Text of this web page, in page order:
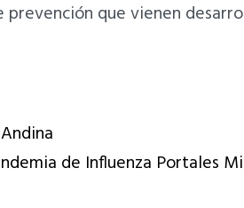
que vienen
de Influenza Portales